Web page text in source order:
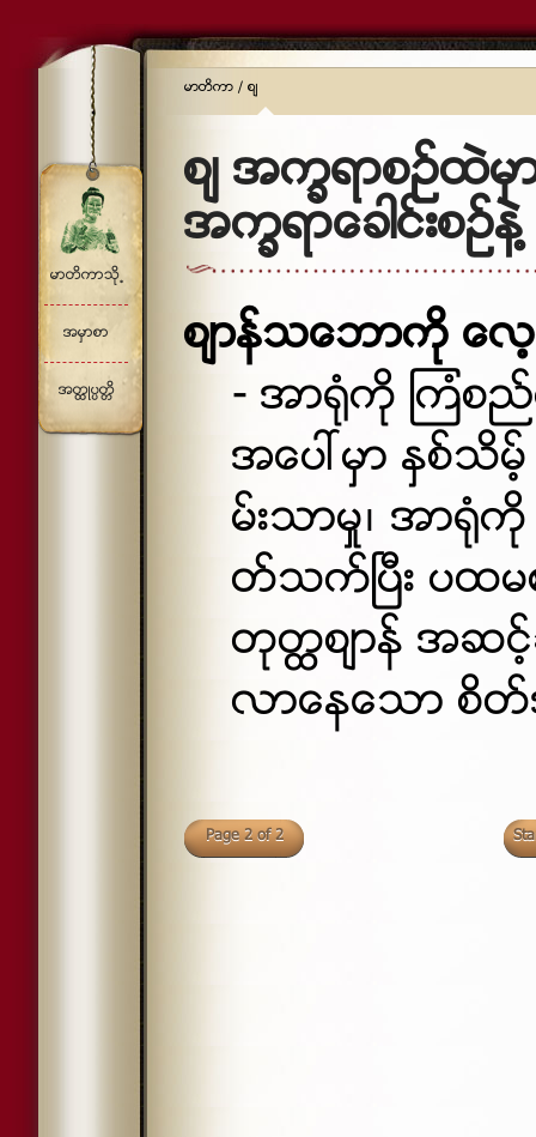
မာတိကာသို႕
အမွာစာ
အတၳဳပၸတၱိ
မာတိကာ / စ်
စ် အကၡရာစဥ္ထဲမွ
အကၡရာေခါင္းစဥ္
စ်ာန္သေဘာကို ေ
- အာ႐ံုကို ၾကံစည္
အေပၚမွာ ႏွစ္သိမ့္
မ္းသာမႈ၊ အာ႐ံုကို
တ္သက္ၿပီး ပထမ
တုတၳစ်ာန္ အဆင့္
လာေနေသာ စိ
Page 2 of 2